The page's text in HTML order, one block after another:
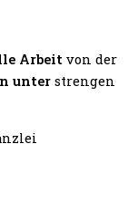
Arbeit von der
unter strengen